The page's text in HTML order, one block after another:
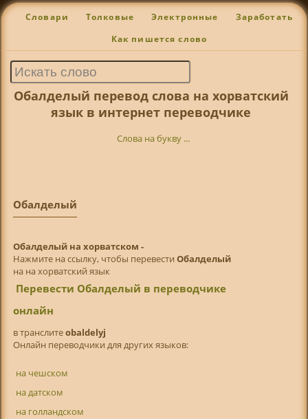
Словари Толковые Электронные Заработать
Как пишется слово
Обалделый перевод слова на хорватский
язык в интернет переводчике
Слова на букву ...
Обалделый
Обалделый на хорватском -
Нажмите на ссылку, чтобы перевести Обалделый
на на хорватский язык
Перевести Обалделый в переводчике
онлайн
в транслитeobaldelyj
Онлайн переводчики для других языков:
на чешском
на датском
на голландском